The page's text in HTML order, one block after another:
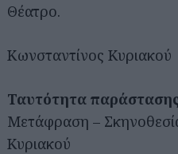
Θέατρο.
Κωνσταντίνος Κυριακού
Ταυτότητα
Μετάφραση –
Κυριακού